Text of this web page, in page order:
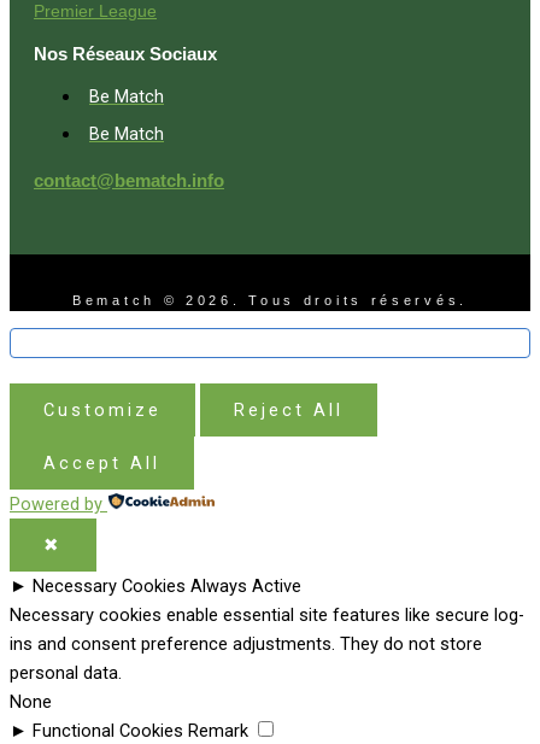
Premier League
Nos Réseaux Sociaux
Be Match
Be Match
contact@bematch.info
Bematch © 2026. Tous droits réservés.
Customize Reject All
Accept All
Powered by
✖
► Necessary Cookies Always Active
Necessary cookies enable essential site features like secure log-
ins and consent preference adjustments. They do not store
personal data.
None
► Functional Cookies Remark